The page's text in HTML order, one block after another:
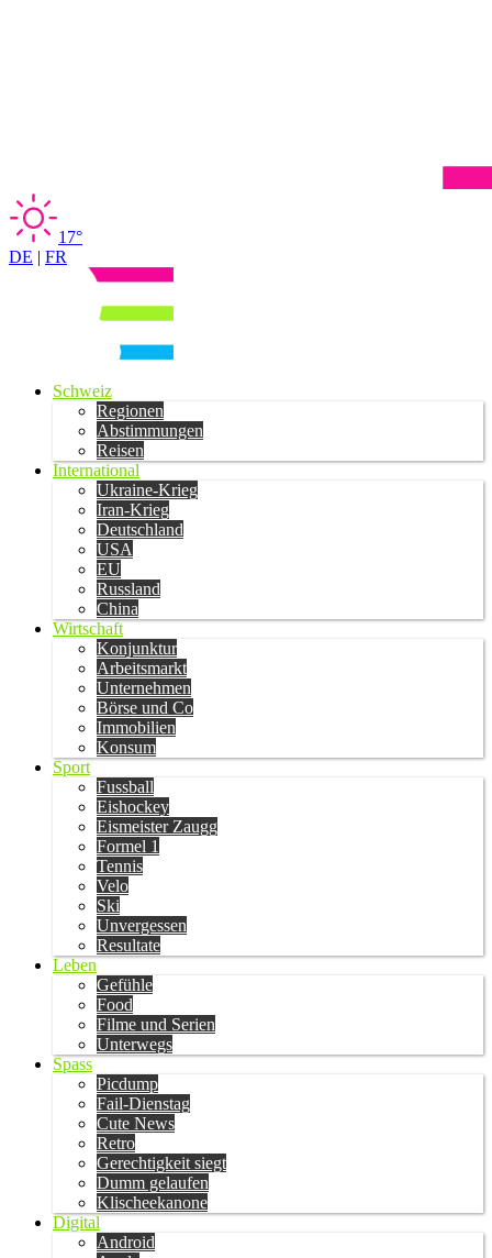
17°
DE | FR
Schweiz
Regionen
Abstimmungen
Reisen
International
Ukraine-Krieg
Iran-Krieg
Deutschland
USA
EU
Russland
China
Wirtschaft
Konjunktur
Arbeitsmarkt
Unternehmen
Börse und Co
Immobilien
Konsum
Sport
Fussball
Eishockey
Eismeister Zaugg
Formel 1
Tennis
Velo
Ski
Unvergessen
Resultate
Leben
Gefühle
Food
Filme und Serien
Unterwegs
Spass
Picdump
Fail-Dienstag
Cute News
Retro
Gerechtigkeit siegt
Dumm gelaufen
Klischeekanone
Digital
Android